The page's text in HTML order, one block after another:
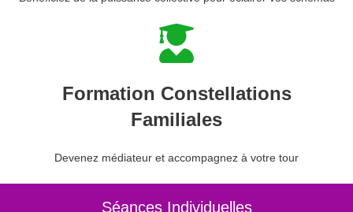
Formation Constellations
Familiales
Devenez médiateur et accompagnez à votre tour
Séances Individuelles